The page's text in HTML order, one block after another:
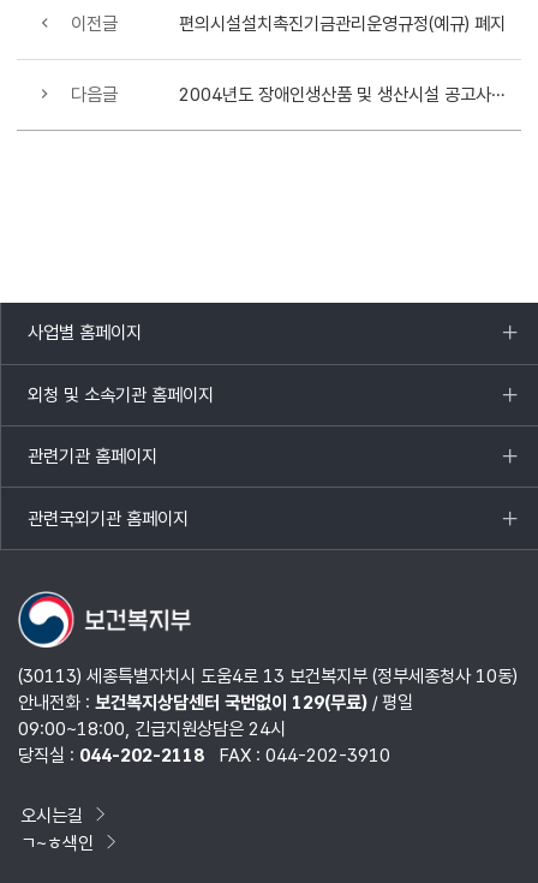
이전글 편의시설설치촉진기금관리운영규정(예규) 폐지
다음글 2004년도 장애인생산품 및 생산시설 공고사항 취소 공고
사업별 홈페이지
목록
열기
외청 및 소속기관 홈페이지
목록
열기
관련기관 홈페이지
목록
열기
관련국외기관 홈페이지
목록
열기
(30113) 세종특별자치시 도움4로 13 보건복지부 (정부세종청사 10동)
안내전화 : 보건복지상담센터 국번없이 129(무료)/ 평일
09:00~18:00, 긴급지원상담은 24시
당직실 : 044-202-2118 FAX : 044-202-3910
오시는길
ㄱ~ㅎ색인